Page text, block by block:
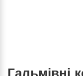
Гальмівні